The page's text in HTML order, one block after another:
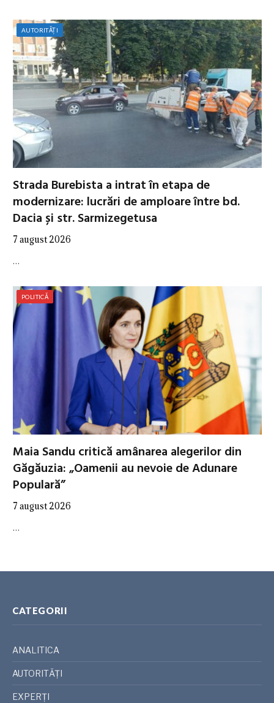
AUTORITĂȚI
Strada Burebista a intrat în etapa de
modernizare: lucrări de amploare între bd.
Dacia și str. Sarmizegetusa
7 august 2026
…
POLITICĂ
Maia Sandu critică amânarea alegerilor din
Găgăuzia: „Oamenii au nevoie de Adunare
Populară”
7 august 2026
…
CATEGORII
ANALITICA
AUTORITĂȚI
EXPERȚI